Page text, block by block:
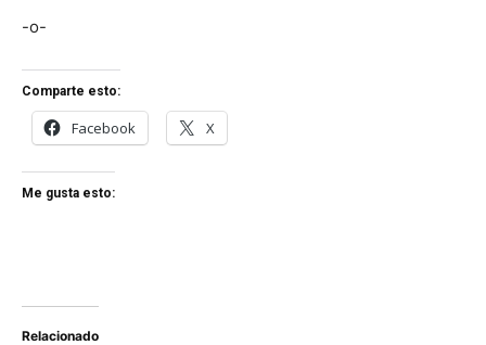
-o-
Comparte esto:
Facebook X
Me gusta esto:
Relacionado